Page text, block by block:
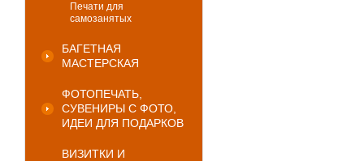
Печати для
самозанятых
БАГЕТНАЯ
МАСТЕРСКАЯ
ФОТОПЕЧАТЬ,
СУВЕНИРЫ С ФОТО,
ИДЕИ ДЛЯ ПОДАРКОВ
ВИЗИТКИ И